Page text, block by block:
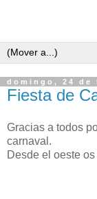
domingo, 24 de
Fiesta de
Gracias a todos
carnaval.
Desde el oeste